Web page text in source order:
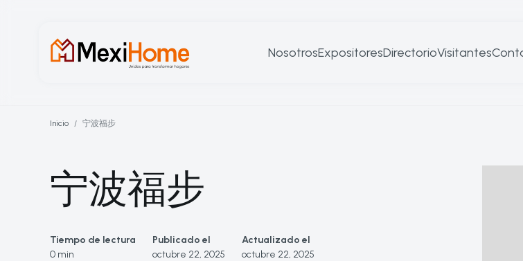
NosotrosExpositoresDirectorioVisitantes
Inicio 宁波福步
宁波福步
Tiempo de lectura
0 min
Publicado el
octubre 22, 2025
Actualizado el
octubre 22, 2025